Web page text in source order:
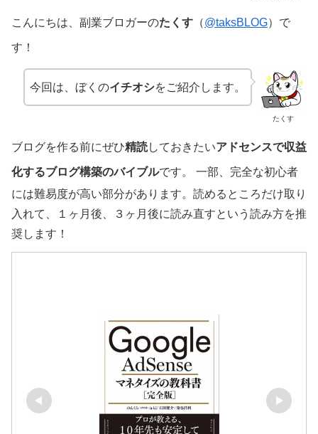
こんにちは、副業ブロガーのたくす （@taksBLOG）で
す！
たくす
今回は、ぼくのイチオシをご紹介します。
ブログを作る前にぜひ精読しておきたいアドセンスで収益
化するブログ構築のバイブルです。 一部、完全な初心者
には難易度が高い部分があります。読めるところだけ取り
入れて、１ヶ月後、３ヶ月後に読み直すという読み方を推
奨します！